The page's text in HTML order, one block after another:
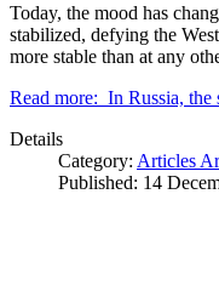
Today, the mood has
stabilized, defying the
more stable than at any
Read more: In Russia,
Details
Category: Articles
Published: 14